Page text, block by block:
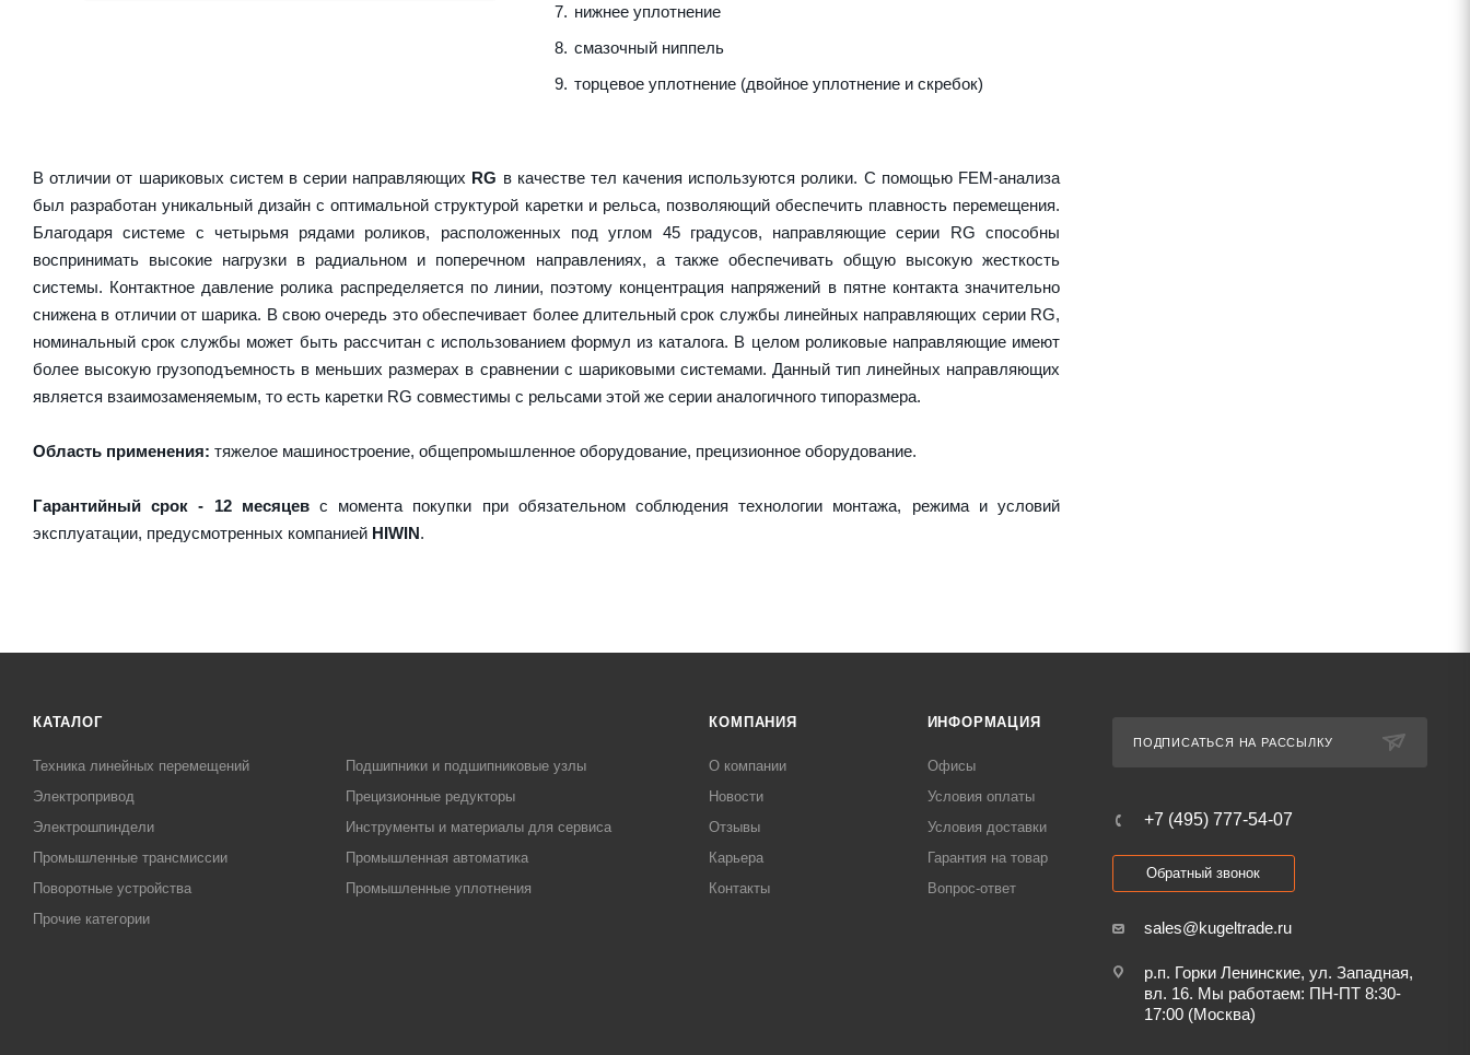
нижнее уплотнение
смазочный ниппель
торцевое уплотнение (двойное уплотнение и скребок)
В отличии от шариковых систем в серии направляющих RG в качестве тел качения используются ролики. С помощью FEM-анализа
был разработан уникальный дизайн с оптимальной структурой каретки и рельса, позволяющий обеспечить плавность перемещения.
Благодаря системе с четырьмя рядами роликов, расположенных под углом 45 градусов, направляющие серии RG способны
воспринимать высокие нагрузки в радиальном и поперечном направлениях, а также обеспечивать общую высокую жесткость
системы. Контактное давление ролика распределяется по линии, поэтому концентрация напряжений в пятне контакта значительно
снижена в отличии от шарика. В свою очередь это обеспечивает более длительный срок службы линейных направляющих серии RG,
номинальный срок службы может быть рассчитан с использованием формул из каталога. В целом роликовые направляющие имеют
более высокую грузоподъемность в меньших размерах в сравнении с шариковыми системами. Данный тип линейных направляющих
является взаимозаменяемым, то есть каретки RG совместимы с рельсами этой же серии аналогичного типоразмера.
Область применения: тяжелое машиностроение, общепромышленное оборудование, прецизионное оборудование.
Гарантийный срок - 12 месяцевс момента покупки при обязательном соблюдения технологии монтажа, режима и условий
эксплуатации, предусмотренных компанией HIWIN.
КАТАЛОГ
Техника линейных перемещений
Подшипники и подшипниковые узлы
Электропривод
Прецизионные редукторы
Электрошпиндели
Инструменты и материалы для сервиса
Промышленные трансмиссии
Промышленная автоматика
Поворотные устройства
Промышленные уплотнения
Прочие категории
КОМПАНИЯ
О компании
Новости
Отзывы
Карьера
Контакты
ИНФОРМАЦИЯ
Офисы
Условия оплаты
Условия доставки
Гарантия на товар
Вопрос-ответ
ПОДПИСАТЬСЯ НА РАССЫЛКУ
+7 (495) 777-54-07
Обратный звонок
sales@kugeltrade.ru
р.п. Горки Ленинские, ул. Западная,
вл. 16. Мы работаем: ПН-ПТ 8:30-
17:00 (Москва)